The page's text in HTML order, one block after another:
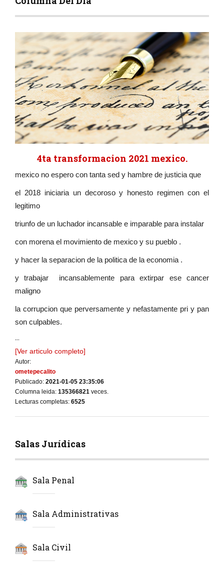
4ta transformacion 2021 mexico.
mexico no espero con tanta sed y hambre de justicia que
el 2018 iniciaria un decoroso y honesto regimen con el
legitimo
triunfo de un luchador incansable e imparable para instalar
con morena el movimiento de mexico y su pueblo .
y hacer la separacion de la politica de la economia .
y trabajar incansablemente para extirpar ese cancer
maligno
la corrupcion que perversamente y nefastamente pri y pan
son culpables.
...
[Ver articulo completo]
Autor:
ometepecalito
Publicado: 2021-01-05 23:35:06
Columna leida: 135366821 veces.
Lecturas completas: 6525
Salas Jurídicas
Sala Penal
Sala Administrativas
Sala Civil